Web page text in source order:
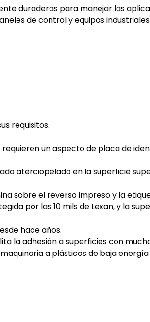
duraderas para manejar las
de control y equipos industriales.
requisitos.
un aspecto de placa de
aterciopelado en la superficie
sobre el reverso impreso y la
por las 10 mils de Lexan, y la
hace años.
la adhesión a superficies con
a plásticos de baja